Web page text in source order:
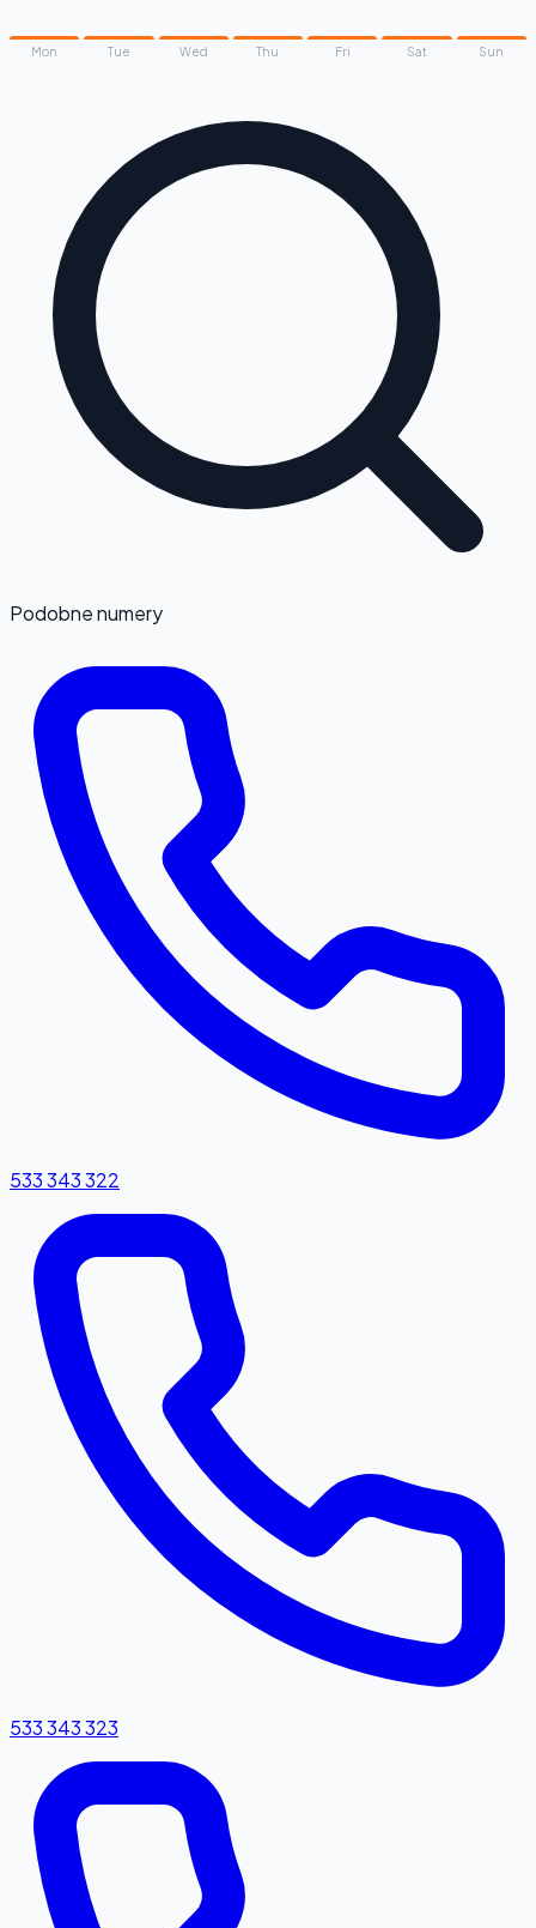
Mon Tue Wed Thu Fri Sat Sun
Podobne numery
533 343 322
533 343 323